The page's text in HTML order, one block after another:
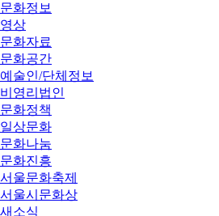
문화정보
영상
문화자료
문화공간
예술인/단체정보
비영리법인
문화정책
일상문화
문화나눔
문화진흥
서울문화축제
서울시문화상
새소식